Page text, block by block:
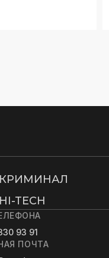
КРИМИНАЛ
HI-TECH
93 91
ПОЧТА